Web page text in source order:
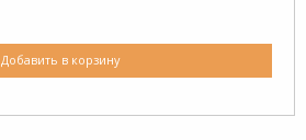
Добавить в корзину